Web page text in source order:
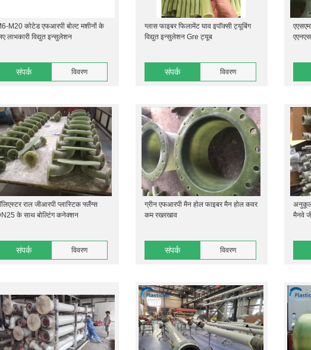
M20 कोटेड एफआरपी बोल्ट मशीनों के
लाभकारी विद्युत इन्सुलेशन
संपर्क विवरण
ग्लास फाइबर फिलामेंट घाव इपॉक्सी ट्यूबिंग
विद्युत इन्सुलेशन Gre ट्यूब
संपर्क विवरण
राल जीआरपी प्लास्टिक फ्लैंग्स
के साथ बोल्टिंग कनेक्शन
संपर्क विवरण
ग्रीन एफआरपी मैन होल फाइबर मैन होल कवर
कम रखरखाव
संपर्क विवरण
मैनवे